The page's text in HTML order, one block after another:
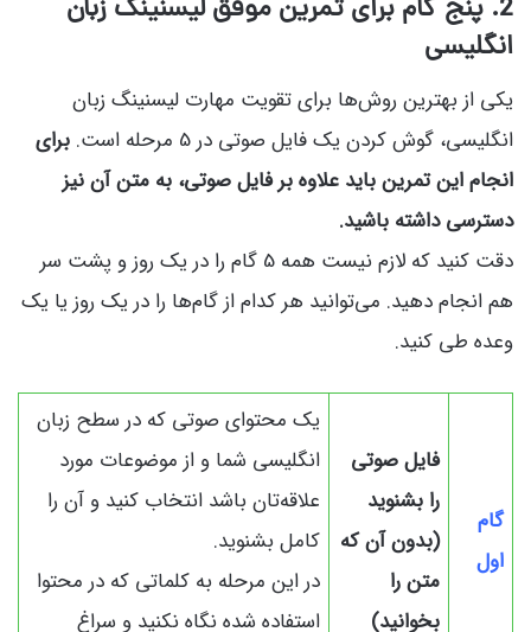
2. پنج گام برای تمرین موفق لیسنینگ زبان
انگلیسی
یکی از بهترین روش‌ها برای تقویت مهارت لیسنینگ زبان
انگلیسی، گوش کردن یک فایل صوتی در 5 مرحله است.
برای
انجام این تمرین باید علاوه بر فایل صوتی، به متن آن نیز
دسترسی داشته باشید.
دقت کنید که لازم نیست همه 5 گام را در یک روز و پشت سر
هم انجام دهید. می‌توانید هر کدام از گام‌ها را در یک روز یا یک
وعده طی کنید.
گام
اول
فایل صوتی
را بشنوید
(بدون آن که
متن را
بخوانید)
یک محتوای صوتی که در سطح زبان
انگلیسی شما و از موضوعات مورد
علاقه‌تان باشد انتخاب کنید و آن را
کامل بشنوید.
در این مرحله به کلماتی که در محتوا
استفاده شده نگاه نکنید و سراغ